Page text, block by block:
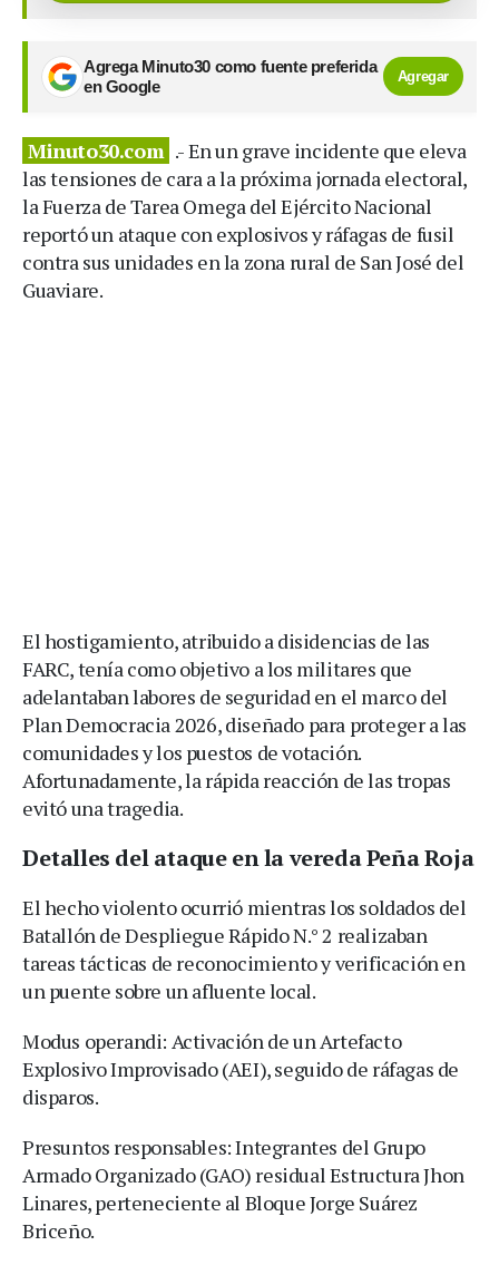
Agrega Minuto30 como fuente preferida
en Google
Agregar
Minuto30.com .- En un grave incidente que eleva
las tensiones de cara a la próxima jornada electoral,
la Fuerza de Tarea Omega del Ejército Nacional
reportó un ataque con explosivos y ráfagas de fusil
contra sus unidades en la zona rural de San José del
Guaviare.
El hostigamiento, atribuido a disidencias de las
FARC, tenía como objetivo a los militares que
adelantaban labores de seguridad en el marco del
Plan Democracia 2026, diseñado para proteger a las
comunidades y los puestos de votación.
Afortunadamente, la rápida reacción de las tropas
evitó una tragedia.
Detalles del ataque en la vereda Peña Roja
El hecho violento ocurrió mientras los soldados del
Batallón de Despliegue Rápido N.° 2 realizaban
tareas tácticas de reconocimiento y verificación en
un puente sobre un afluente local.
Modus operandi: Activación de un Artefacto
Explosivo Improvisado (AEI), seguido de ráfagas de
disparos.
Presuntos responsables: Integrantes del Grupo
Armado Organizado (GAO) residual Estructura Jhon
Linares, perteneciente al Bloque Jorge Suárez
Briceño.